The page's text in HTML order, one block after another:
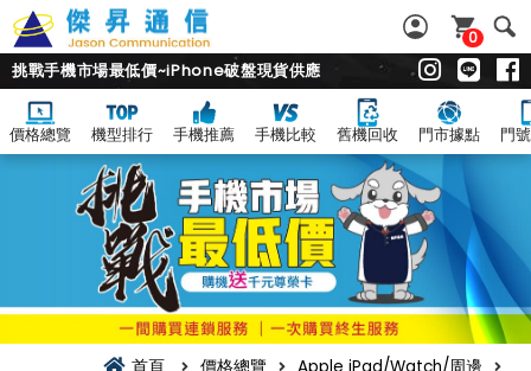
0
挑戰手機市場最低價~iPhone破盤現貨供應
價格總覽 機型排行 手機推薦 手機比較 舊機回收 門市據點 門